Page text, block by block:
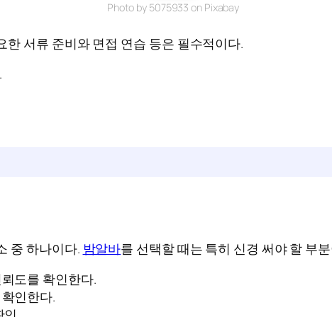
Photo by 5075933 on Pixabay
서류 준비와 면접 연습 등은 필수적이다.
중 하나이다. 밤알바를 선택할 때는 특히 신경 써야 할 부
도를 확인한다.
인한다.